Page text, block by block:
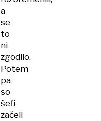
a
se
to
ni
zgodilo.
Potem
pa
so
šefi
začeli